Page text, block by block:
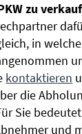
zu
in
kontaktieren
die
Sie
und